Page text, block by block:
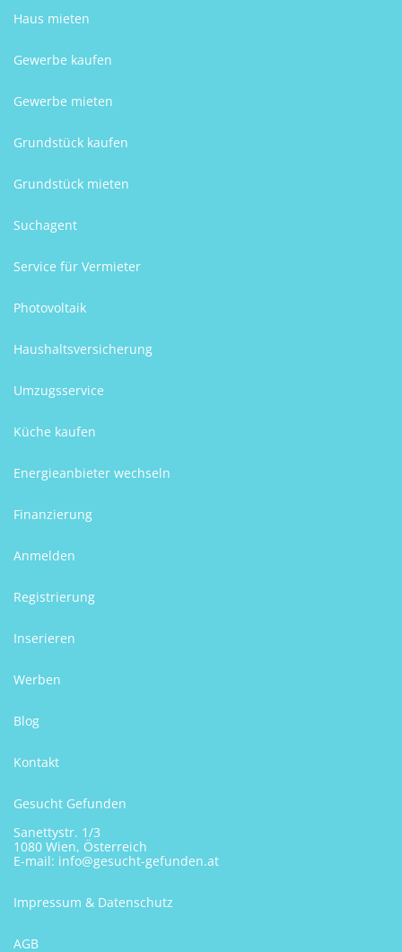
Haus mieten
Gewerbe kaufen
Gewerbe mieten
Grundstück kaufen
Grundstück mieten
Suchagent
Service für Vermieter
Photovoltaik
Haushaltsversicherung
Umzugsservice
Küche kaufen
Energieanbieter wechseln
Finanzierung
Anmelden
Registrierung
Inserieren
Werben
Blog
Kontakt
Gesucht Gefunden
Sanettystr. 1/3
1080 Wien, Österreich
E-mail: info@gesucht-gefunden.at
Impressum & Datenschutz
AGB